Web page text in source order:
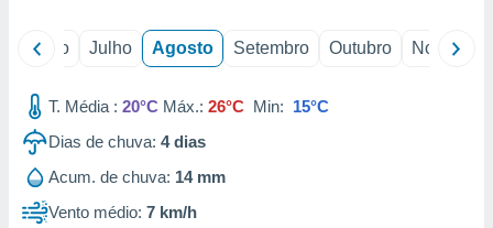
estudos
1199
Junho Julho Agosto Setembro Outubro Novembro
T. Média : 20°C Máx.: 26°C Min: 15°C
Dias de chuva: 4dias
Acum. de chuva: 14 mm
Vento médio: 7 km/h